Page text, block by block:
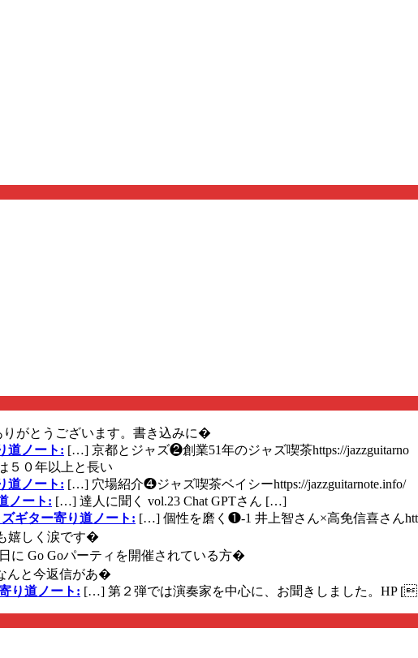
りがとうございます。書き込みに�
道ノート: […] 京都とジャズ❷創業51年のジャズ喫茶https://jazzguitarno
５０年以上と長い
道ノート: […] 穴場紹介❹ジャズ喫茶ベイシーhttps://jazzguitarnote.info/
ノート: […] 達人に聞く vol.23 Chat GPTさん […]
ギター寄り道ノート: […] 個性を磨く❶-1 井上智さん×高免信喜さん
嬉しく涙です�
に Go Goパーティを開催されている方�
んと今返信があ�
り道ノート: […] 第２弾では演奏家を中心に、お聞きしました。HP [